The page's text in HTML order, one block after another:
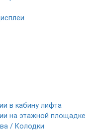
в кабину лифта
на этажной площадке
/ Колодки